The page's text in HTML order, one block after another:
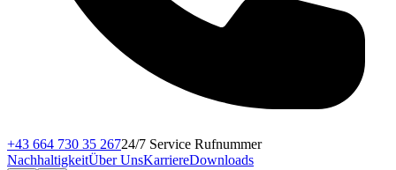
+43 664 730 35 26724/7 Service Rufnummer
NachhaltigkeitÜber UnsKarriereDownloads